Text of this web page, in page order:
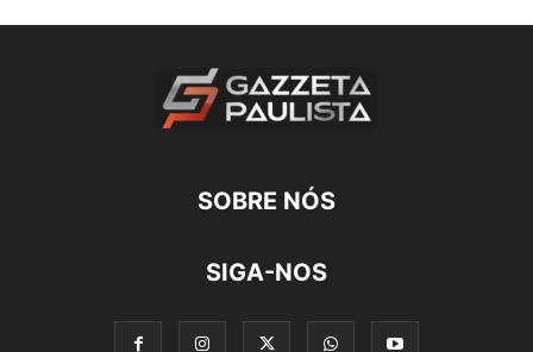
SOBRE NÓS
SIGA-NOS